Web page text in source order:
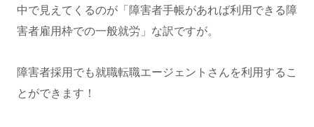
中で見えてくるのが「障害者手帳があれば利用できる障
害者雇用枠での一般就労」な訳ですが。
障害者採用でも就職転職エージェントさんを利用するこ
とができます！